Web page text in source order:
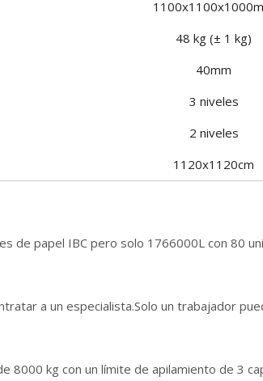
48 kg (± 1 kg)
40mm
3 niveles
2 niveles
1120x1120cm
de papel IBC pero solo 1766000L con 80
a un especialista.Solo un trabajador
8000 kg con un límite de apilamiento de 3